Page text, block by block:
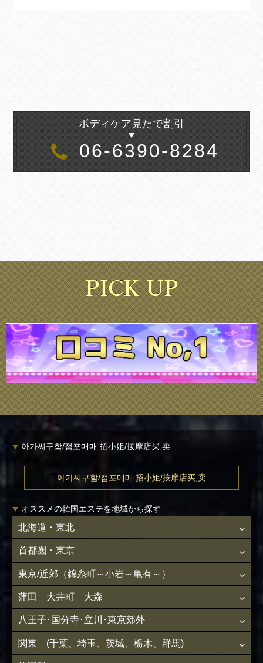
ボディケア見たで割引
06-6390-8284
아가씨구함/점포매매 招小姐/按摩店买,卖
아가씨구함/점포매매 招小姐/按摩店买,卖
オススメの韓国エステを地域から探す
北海道・東北
首都圏・東京
東京/近郊（錦糸町～小岩～亀有～）
蒲田 大井町 大森
八王子･国分寺･立川･東京郊外
関東 (千葉、埼玉、茨城、栃木、群馬)